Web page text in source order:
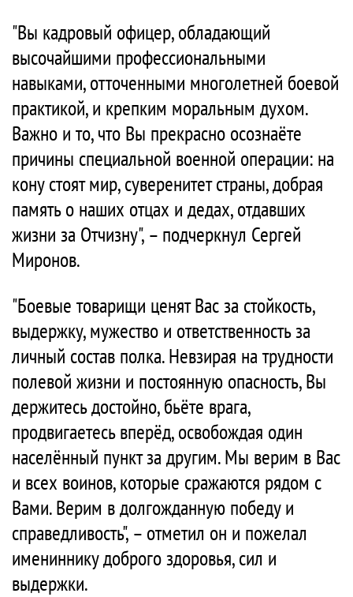
"Вы кадровый офицер, обладающий
высочайшими профессиональными
навыками, отточенными многолетней боевой
практикой, и крепким моральным духом.
Важно и то, что Вы прекрасно осознаёте
причины специальной военной операции: на
кону стоят мир, суверенитет страны, добрая
память о наших отцах и дедах, отдавших
жизни за Отчизну", – подчеркнул Сергей
Миронов.
"Боевые товарищи ценят Вас за стойкость,
выдержку, мужество и ответственность за
личный состав полка. Невзирая на трудности
полевой жизни и постоянную опасность, Вы
держитесь достойно, бьёте врага,
продвигаетесь вперёд, освобождая один
населённый пункт за другим. Мы верим в Вас
и всех воинов, которые сражаются рядом с
Вами. Верим в долгожданную победу и
справедливость", – отметил он и пожелал
имениннику доброго здоровья, сил и
выдержки.